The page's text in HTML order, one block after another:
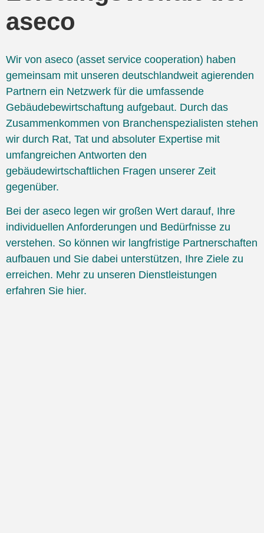
aseco
Wir von aseco (asset service cooperation) haben
gemeinsam mit unseren deutschlandweit agierenden
Partnern ein Netzwerk für die umfassende
Gebäudebewirtschaftung aufgebaut. Durch das
Zusammenkommen von Branchenspezialisten stehen
wir durch Rat, Tat und absoluter Expertise mit
umfangreichen Antworten den
gebäudewirtschaftlichen Fragen unserer Zeit
gegenüber.
Bei der aseco legen wir großen Wert darauf, Ihre
individuellen Anforderungen und Bedürfnisse zu
verstehen. So können wir langfristige Partnerschaften
aufbauen und Sie dabei unterstützen, Ihre Ziele zu
erreichen. Mehr zu unseren Dienstleistungen
erfahren Sie hier.